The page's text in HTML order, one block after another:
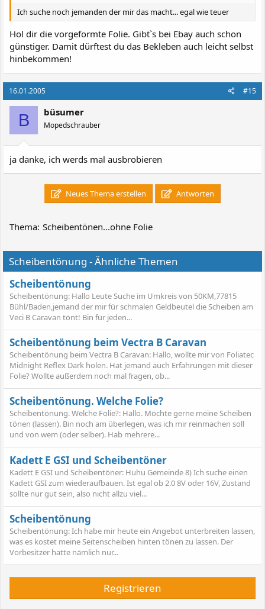
Ich suche noch jemanden der mir das macht... egal wie teuer
Hol dir die vorgeformte Folie. Gibt`s bei Ebay auch schon
günstiger. Damit dürftest du das Bekleben auch leicht selbst
hinbekommen!
16.01.2005 #15
B büsumer
Mopedschrauber
ja danke, ich werds mal ausbrobieren
Neues Thema erstellen Antworten
Thema: Scheibentönen...ohne Folie
Scheibentönung - Ähnliche Themen
Scheibentönung
Scheibentönung: Hallo Leute Suche im Umkreis von 50KM,77815
Bühl/Baden,jemand der mir für schmalen Geldbeutel die Scheiben am
Veci B Caravan tönt! Bin für jeden...
Scheibentönung beim Vectra B Caravan
Scheibentönung beim Vectra B Caravan: Hallo, wollte mir von Foliatec
Midnight Reflex Dark holen. Hat jemand auch Erfahrungen mit dieser
Folie? Wollte außerdem noch mal fragen, ob...
Scheibentönung. Welche Folie?
Scheibentönung. Welche Folie?: Hallo. Möchte gerne meine Scheiben
tönen (lassen). Bin noch am überlegen, was ich mir reinmachen soll
und von wem (oder selber). Hab mehrere...
Kadett E GSI und Scheibentöner
Kadett E GSI und Scheibentöner: Huhu Gemeinde 8) Ich suche einen
Kadett GSI zum wiederaufbauen. Ist egal ob 2.0 8V oder 16V, Zustand
sollte nur gut sein, also nicht allzu viel...
Scheibentönung
Scheibentönung: Ich habe mir heute ein Angebot unterbreiten lassen,
was es kostet meine Seitenscheiben hinten tönen zu lassen. Der
Vorbesitzer hatte nämlich nur...
Registrieren